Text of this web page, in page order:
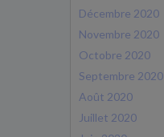
Décembre 2020
Novembre 2020
Octobre 2020
Septembre 2020
Août 2020
Juillet 2020